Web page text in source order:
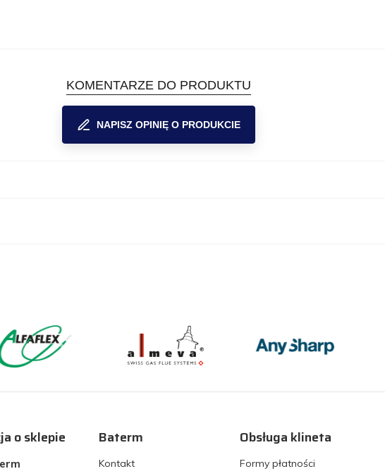
KOMENTARZE DO PRODUKTU
NAPISZ OPINIĘ O PRODUKCIE
o sklepie Baterm
Kontakt
Obsługa klineta
Formy płatności